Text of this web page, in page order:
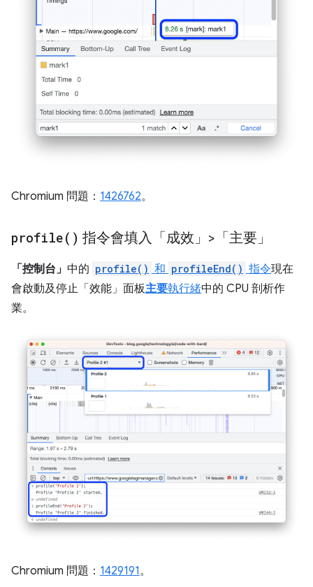
Chromium 問題： 1426762。
profile( ) 指令會填入「成效」>「主要」
「控制台」 中的 profile() 和 profileEnd() 指令現在
會啟動及停止「效能」面板主要執行緒中的 CPU 剖析作
業。
Chromium 問題： 1429191。